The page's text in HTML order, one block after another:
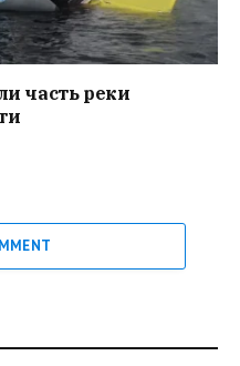
часть реки